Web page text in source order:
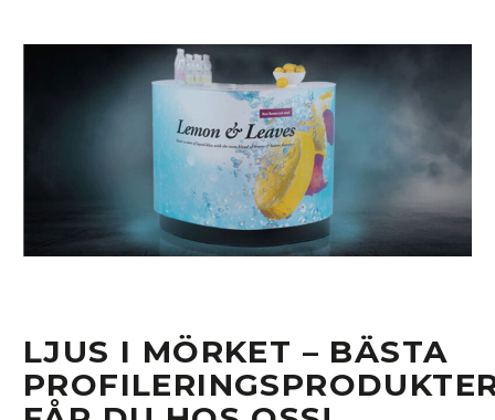
LJUS I MÖRKET – BÄSTA